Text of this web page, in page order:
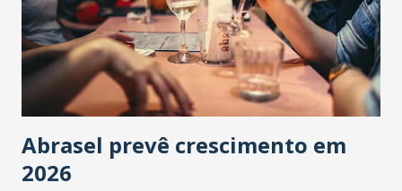
Abrasel prevê crescimento em
2026